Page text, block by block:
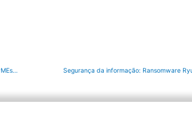
Panda Security libera 30 dias de licenças Anti-Ransomware grátis para PMEs e autônomos Segurança da informação: Ransomware